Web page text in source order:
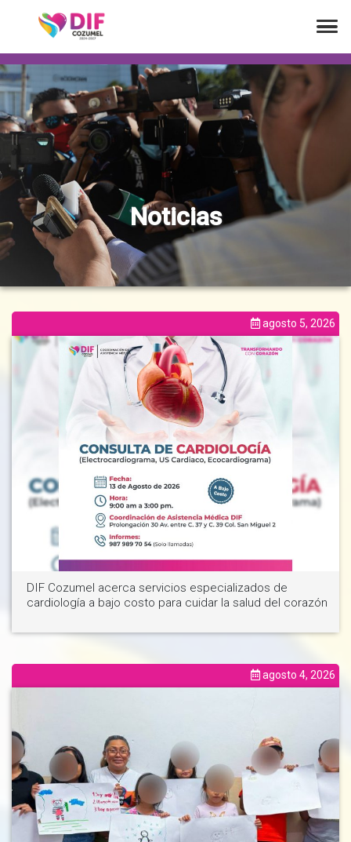
Noticias
agosto 5, 2026
DIF Cozumel acerca servicios especializados de
cardiología a bajo costo para cuidar la salud del corazón
Ver noticia
agosto 4, 2026